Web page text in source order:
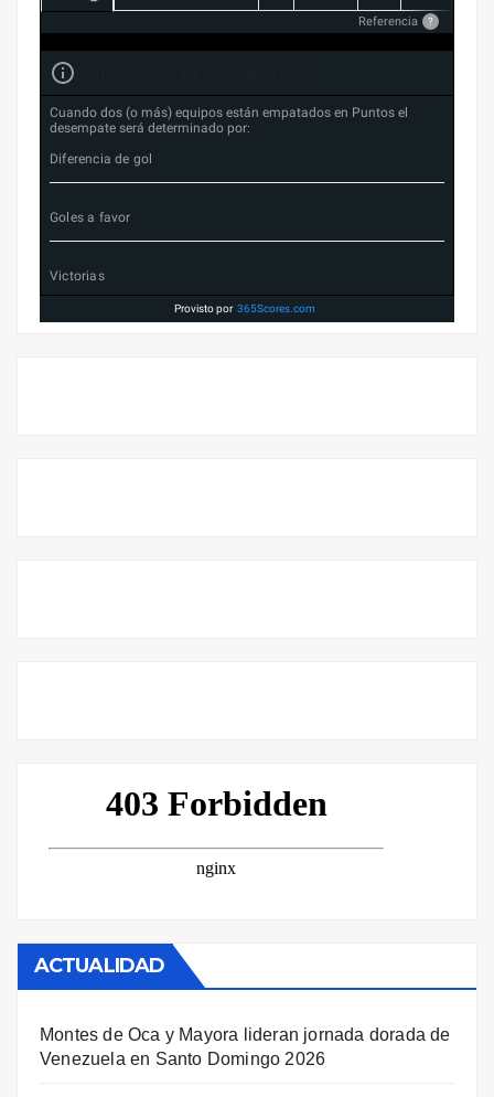
Referencia ?
Cuando dos (o más) equipos están empatados en Puntos el
desempate será determinado por:
Diferencia de gol
Goles a favor
Victorias
Provisto por 365Scores.com
ACTUALIDAD
Montes de Oca y Mayora lideran jornada dorada de
Venezuela en Santo Domingo 2026